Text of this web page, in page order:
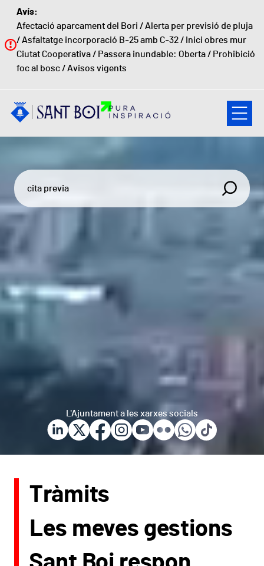
Vés al contingut
Avís:
Afectació aparcament del Bori /Alerta per previsió de pluja
/Asfaltatge incorporació B-25 amb C-32 / Inici obres mur
Ciutat Cooperativa / Passera inundable: Oberta / Prohibició
foc al bosc /Avisos vigents
L'Ajuntament a les xarxes socials
Tràmits
Les meves gestions